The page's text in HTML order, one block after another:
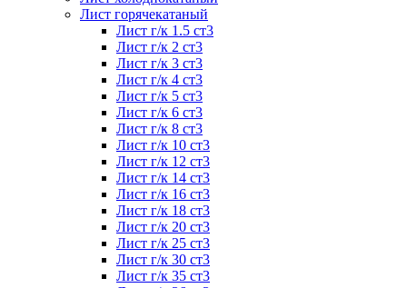
Лист горячекатаный
Лист г/к 1.5 ст3
Лист г/к 2 ст3
Лист г/к 3 ст3
Лист г/к 4 ст3
Лист г/к 5 ст3
Лист г/к 6 ст3
Лист г/к 8 ст3
Лист г/к 10 ст3
Лист г/к 12 ст3
Лист г/к 14 ст3
Лист г/к 16 ст3
Лист г/к 18 ст3
Лист г/к 20 ст3
Лист г/к 25 ст3
Лист г/к 30 ст3
Лист г/к 35 ст3